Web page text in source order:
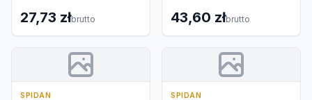
27,73 złbrutto 43,60 złbrutto
SPIDAN SPIDAN